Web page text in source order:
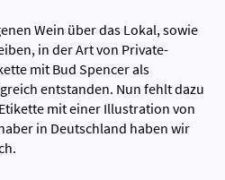
Wein über das Lokal, sowie
in der Art von Private-
mit Bud Spencer als
entstanden. Nun fehlt dazu
mit einer Illustration von
in Deutschland haben wir